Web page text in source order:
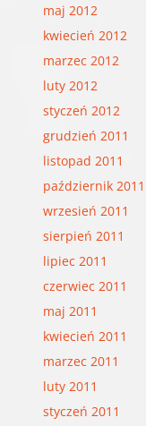
maj 2012
kwiecień 2012
marzec 2012
luty 2012
styczeń 2012
grudzień 2011
listopad 2011
październik 2011
wrzesień 2011
sierpień 2011
lipiec 2011
czerwiec 2011
maj 2011
kwiecień 2011
marzec 2011
luty 2011
styczeń 2011